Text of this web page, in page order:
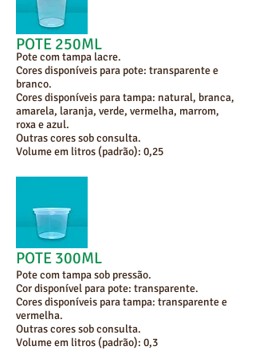
POTE 250ML
Pote com tampa lacre.
Cores disponíveis para pote: transparente e
branco.
Cores disponíveis para tampa: natural, branca,
amarela, laranja, verde, vermelha, marrom,
roxa e azul.
Outras cores sob consulta.
Volume em litros (padrão): 0,25
POTE 300ML
Pote com tampa sob pressão.
Cor disponível para pote: transparente.
Cores disponíveis para tampa: transparente e
vermelha.
Outras cores sob consulta.
Volume em litros (padrão): 0,3